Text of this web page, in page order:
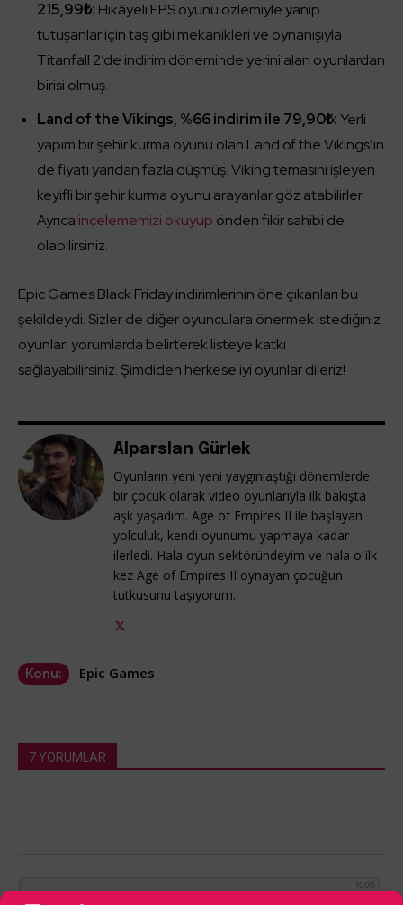
215,99₺: Hikâyeli FPS oyunu özlemiyle yanıp
tutuşanlar için taş gibi mekanikleri ve oynanışıyla
Titanfall 2’de indirim döneminde yerini alan oyunlardan
birisi olmuş.
Land of the Vikings, %66 indirim ile 79,90₺: Yerli
yapım bir şehir kurma oyunu olan Land of the Vikings’in
de fiyatı yarıdan fazla düşmüş. Viking temasını işleyen
keyifli bir şehir kurma oyunu arayanlar göz atabilirler.
Ayrıca incelememizi okuyup önden fikir sahibi de
olabilirsiniz.
Epic Games Black Friday indirimlerinin öne çıkanları bu
şekildeydi. Sizler de diğer oyunculara önermek istediğiniz
oyunları yorumlarda belirterek listeye katkı
sağlayabilirsiniz. Şimdiden herkese iyi oyunlar dileriz!
Alparslan Gürlek
Oyunların yeni yeni yaygınlaştığı dönemlerde
bir çocuk olarak video oyunlarıyla ilk bakışta
aşk yaşadım. Age of Empires II ile başlayan
yolculuk, kendi oyunumu yapmaya kadar
ilerledi. Hala oyun sektöründeyim ve hala o ilk
kez Age of Empires II oynayan çocuğun
tutkusunu taşıyorum.
Konu: Epic Games
7 YORUMLAR
1000